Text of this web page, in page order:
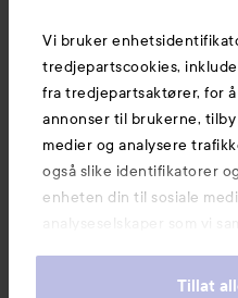
Vi bruker
tredjepartscookies,
fra tredjepartsaktører, for
annonser til brukerne,
medier og analysere
også slike identifikatorer
enheten din til sosiale
analyseselskaper som vi
informasjon som du har
Tillat
Også av interesse